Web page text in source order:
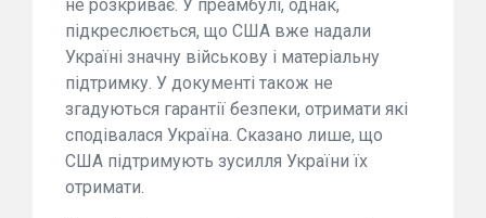
не розкриває. У преамбулі, однак,
підкреслюється, що США вже надали
Україні значну військову і матеріальну
підтримку. У документі також не
згадуються гарантії безпеки, отримати які
сподівалася Україна. Сказано лише, що
США підтримують зусилля України їх
отримати.